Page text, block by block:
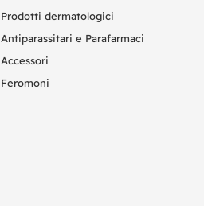
Prodotti dermatologici
Antiparassitari e Parafarmaci
Accessori
Feromoni